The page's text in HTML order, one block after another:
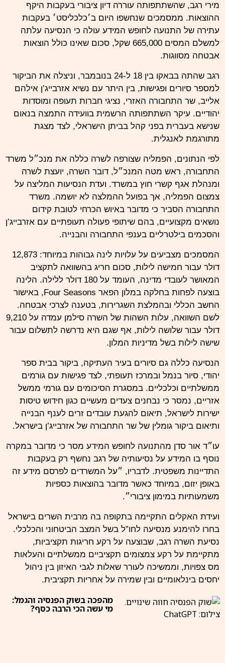
מירי רגב, שהשתתפותה עוררה דיון ציבורי בעקבות היקף
ההוצאות. ממסמכים שנחשפו היום ב׳כלכליסט׳ בעקבות
עתירה של התנועה לחופש המידע עולה כי הנסיעה עלתה
למשלם המסים 665,000 שקל, סכום שאינו כולל הוצאות
אבטחה מסווגות.
רגב שהתה בבאקו בין 18 ל-24 בנובמבר, וניצלה את הביקור
למספר סיורים ופגישות, בין היתר עם נשיא אזרבייג’ן אילהם
אלייב, שר התחבורה האזרי, נציגי חברות תעופה ומוסדות
יהודיים. עיקר השתתפותה הרשמית בוועידה התמצה בנאום
שנישא בעברית בפני קהל בביתן הישראלי, לצד מצגת
מתורגמת לאנגלית.
לפי הנתונים, הפמליה שצורפה לשרה כללה את מנכ״ל משרד
התחבורה, ראש מטה המנכ״ל, דובר השרה, יועצת לשרה
ומנהלת אגף קשרי חוץ במשרד. ועדת הנסיעות המליצה על
צמצום הפמליה, אך בפועל ההמלצה לא יושמה. משרד
התחבורה הסביר כי מדובר באיוש הכרחי לטובת קידום
נושאים מקצועיים, בהם שיתופי פעולה תעופתיים עם אזרבייג’ן
והסכמים בילטרליים בענפי התחבורה והבנייה.
המסמכים מצביעים על עלויות לינה גבוהות במיוחד: 12,873
דולר עבור חמישה לילות, סכום חריג בהשוואה לתקציב
המאושר לעובדי מדינה, העומד על 180 דולר ללילה. הלינה
בוצעה לפחות בחלקה במלון הפאר Four Seasons, באישור
החשב הכללי ובהמלצת השגרירות, בטענה לצרכי אבטחה.
לשם השוואה, עלות השהות של השרה סילמן עמדה על 9,210
דולר עבור שלושה לילות, אף שגם היא נדרשה לתשלום עבור
שישה לילות בשל מדיניות המלון.
הנסיעה כללה גם סיורים בעיר העתיקה, ביקור בבית ספר
יהודי, סיור בנמל ובמרכז תעופתי, לצד פגישות עם גורמים
ממשלתיים וכלכליים. במסגרת הסיכומים עם גורמי ממשל
אזריים, נמסר כי נבחנים צעדים מעשיים כגון חידוש טיסות
ישירות לישראל, תיאום להגעת עובדים זרים לענף הבנייה
ותיאום ביקור גומלין של שר התחבורה של אזרבייג’ן בישראל.
עו״ד אור סדן מהתנועה לחופש המידע מסר כי מדובר במקרה
נוסף בו המידע על נסיעותיה של רגב נחשף רק בעקבות
התדיינות משפטית. לדבריו, ״על המשרדים לפרסם מידע זה
באופן יזום, במיוחד כאשר מדובר בהוצאות כספיות
משמעותיות במימון ציבורי״.
ועידת האקלים התקיימה בתקופה בה מרבית השרים בישראל
בחרו להימנע מנסיעה לחו”ל בשל המצב הביטחוני והכלכלי.
נסיעת השרה רגב, שבוצעה על רקע חריגות תקציביות,
מתקיימת על רקע צמצומים תקציביים ממשלתיים והעלאות
מס צפויות, וממשיכה לעורר שאלות לגבי האיזון בין ניהול
יחסים בינלאומיים ובין שמירה על אחריות תקציבית.
מהפכה בשוק הפנסיה והגמל:
מי עשה הכי הרבה כסף?